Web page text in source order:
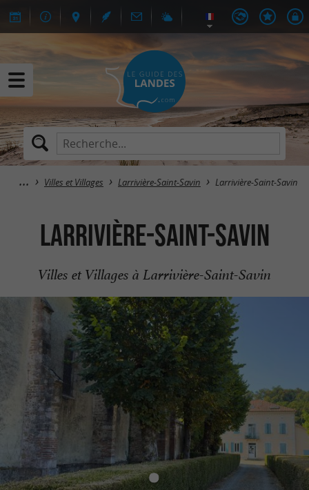
Villes et Villages Larrivière-Saint-Savin Larrivière-Saint-Savin
Larrivière-Saint-Savin
Villes et Villages à Larrivière-Saint-Savin